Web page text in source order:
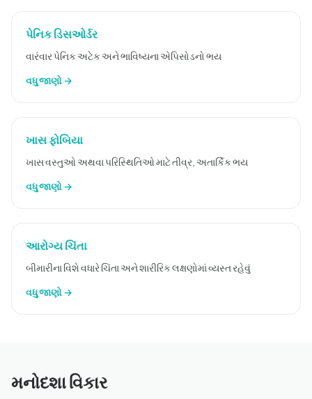
પેનિક ડિસઓર્ડર
વારંવાર પેનિક અટેક અને ભાવિષ્યના એપિસોડનો ભય
વધુ જાણો →
ખાસ ફોબિયા
ખાસ વસ્તુઓ અથવા પરિસ્થિતિઓ માટે તીવ્ર, અતાર્કિક ભય
વધુ જાણો →
આરોગ્ય ચિંતા
બીમારીના વિશે વધારે ચિંતા અને શારીરિક લક્ષણોમાં વ્યસ્ત રહેવું
વધુ જાણો →
મનોદશા વિકાર